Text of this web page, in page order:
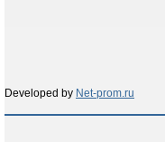
Developed by Net-prom.ru